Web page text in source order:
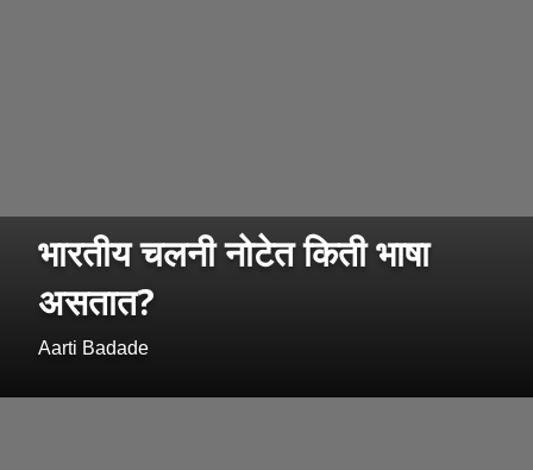
भारतीय चलनी नोटेत किती भाषा
असतात?
Aarti Badade